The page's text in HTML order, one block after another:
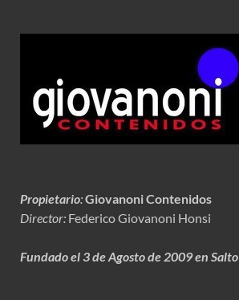
Propietario:Giovanoni Contenidos
Director: Federico Giovanoni Honsi
Fundado el 3 de Agosto de 2009 en Salto